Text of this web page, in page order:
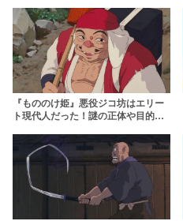
『もののけ姫』悪役ジコ坊はエリー
ト現代人だった！謎の正体や目的を